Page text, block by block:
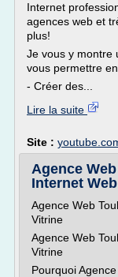
Internet
agences web et
plus!
Je vous y montre
vous permettre
- Créer des...
Lire la suite
Site :
Agence
Internet
Agence Web
Vitrine
Agence Web
Vitrine
Pourquoi